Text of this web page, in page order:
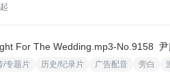
For The Wedding.mp3-No.9158
/专题片 历史/纪录片 广告配音 旁白